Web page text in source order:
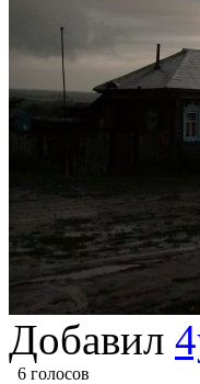
Добавил
6 голосов